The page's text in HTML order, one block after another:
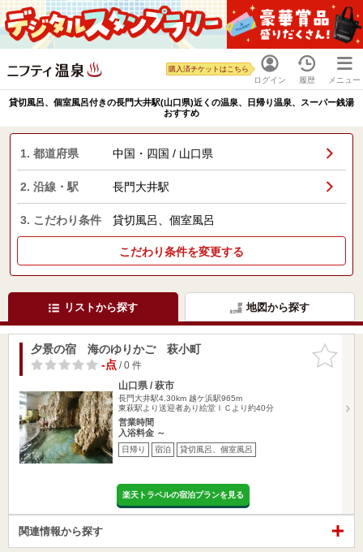
ログイン
購入済チケットはこちら
履歴 メニュー
貸切風呂、個室風呂付きの長門大井駅(山口県)近くの温泉、日帰り温泉、スーパー銭湯
おすすめ
1. 都道府県 中国・四国 / 山口県
2. 沿線・駅 長門大井駅
3. こだわり条件 貸切風呂、個室風呂
こだわり条件を変更する
リストから探す 地図から探す
お気に入
りに追加
夕景の宿 海のゆりかご 萩小町
-点/ 0 件
山口県 / 萩市
長門大井駅4.30km 越ケ浜駅965m
東萩駅より送迎者あり絵堂ＩＣより約40分
営業時間
入浴料金 ～
日帰り 宿泊 貸切風呂、個室風呂
楽天トラベルの宿泊プランを見る
関連情報から探す